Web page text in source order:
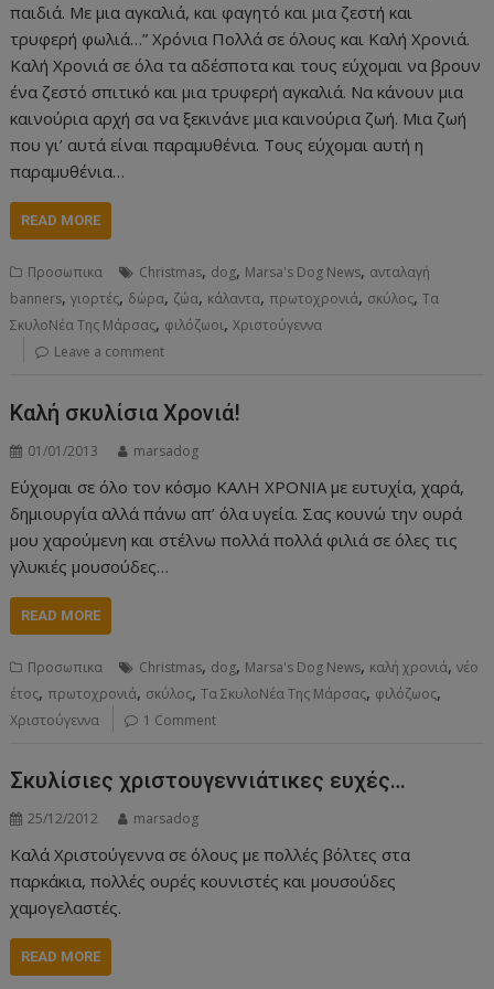
παιδιά. Με μια αγκαλιά, και φαγητό και μια ζεστή και
τρυφερή φωλιά…” Χρόνια Πολλά σε όλους και Καλή Χρονιά.
Καλή Χρονιά σε όλα τα αδέσποτα και τους εύχομαι να βρουν
ένα ζεστό σπιτικό και μια τρυφερή αγκαλιά. Να κάνουν μια
καινούρια αρχή σα να ξεκινάνε μια καινούρια ζωή. Μια ζωή
που γι’ αυτά είναι παραμυθένια. Τους εύχομαι αυτή η
παραμυθένια…
READ MORE
Προσωπικα Christmas, dog, Marsa's Dog News, ανταλαγή
banners,γιορτές, δώρα, ζώα, κάλαντα, πρωτοχρονιά, σκύλος,Τα
ΣκυλοΝέα Της Μάρσας, φιλόζωοι,Χριστούγεννα
Leave a comment
Καλή σκυλίσια Χρονιά!
01/01/2013 marsadog
Εύχομαι σε όλο τον κόσμο ΚΑΛΗ ΧΡΟΝΙΑ με ευτυχία, χαρά,
δημιουργία αλλά πάνω απ’ όλα υγεία. Σας κουνώ την ουρά
μου χαρούμενη και στέλνω πολλά πολλά φιλιά σε όλες τις
γλυκιές μουσούδες…
READ MORE
Προσωπικα Christmas, dog, Marsa's Dog News, καλή χρονιά,νέο
έτος, πρωτοχρονιά, σκύλος,Τα ΣκυλοΝέα Της Μάρσας, φιλόζωος,
Χριστούγεννα 1 Comment
Σκυλίσιες χριστουγεννιάτικες ευχές…
25/12/2012 marsadog
Καλά Χριστούγεννα σε όλους με πολλές βόλτες στα
παρκάκια, πολλές ουρές κουνιστές και μουσούδες
χαμογελαστές.
READ MORE